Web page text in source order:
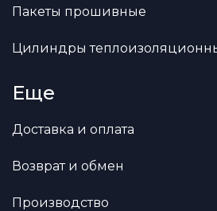
Пакеты прошивные
Цилиндры
Еще
Доставка и оплата
Возврат и обмен
Производство